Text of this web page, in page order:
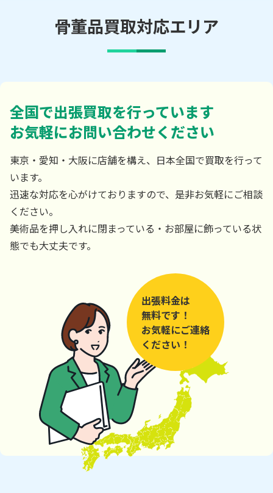
骨董品買取対応エリア
全国で出張買取を行っています
お気軽にお問い合わせください
東京・愛知・大阪に店舗を構え、日本全国で買取を行って
います。
迅速な対応を心がけておりますので、是非お気軽にご相談
ください。
美術品を押し入れに閉まっている・お部屋に飾っている状
態でも大丈夫です。
出張料金は
無料です！
お気軽にご連絡
ください！